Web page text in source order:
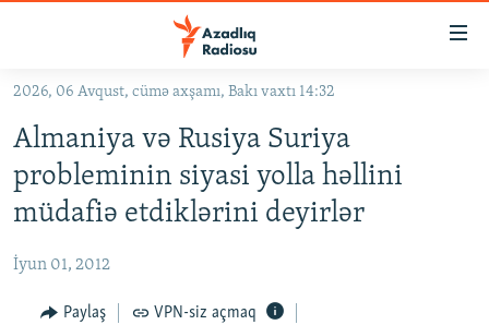
Əsas
qayıt
Əsas
naviqasiyaya
qayıt
Axtarışa
keç
KORRUPSIOMETR
FƏRQƏ BAX
QANUNI DOĞRU
2026, 06 Avqust, cümə axşamı, Bakı vaxtı 14:32
Almaniya və Rusiya Suriya
probleminin siyasi yolla həllini
müdafiə etdiklərini deyirlər
İyun 01, 2012
Paylaş VPN-siz açmaq